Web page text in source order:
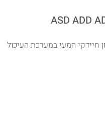
חיידקי המעי במערכת העיכול